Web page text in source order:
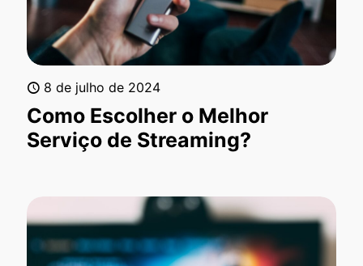
8 de julho de 2024
Como Escolher o Melhor
Serviço de Streaming?